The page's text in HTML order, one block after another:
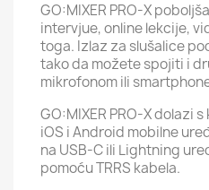
GO:MIXER PRO-X
intervjue, online lekcije,
toga. Izlaz za slušalice
tako da možete spojiti i
mikrofonom ili
GO:MIXER PRO-X dolazi
iOS i Android mobilne
na USB-C ili Lightning
pomoću TRRS kabela.